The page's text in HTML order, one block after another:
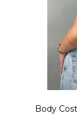
Body